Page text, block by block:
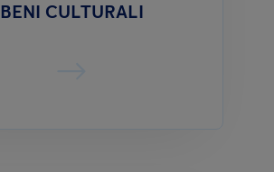
BENI CULTURALI